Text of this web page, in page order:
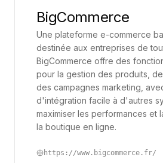
expérience sur mesure, les
positionnent de manière
image de marque et augmentant
d’affaires.
En somme, les outils e-
rationaliser les opérations, de
processus de vente et de
investissement tangible en
et la satisfaction client. Pour une
BigCommerce
Une plateforme e-commerce
destinée aux entreprises de
BigCommerce offre des
pour la gestion des produits,
des campagnes marketing,
d'intégration facile à d'autres
maximiser les performances et
la boutique en ligne.
https://www.bigcommerce.fr/